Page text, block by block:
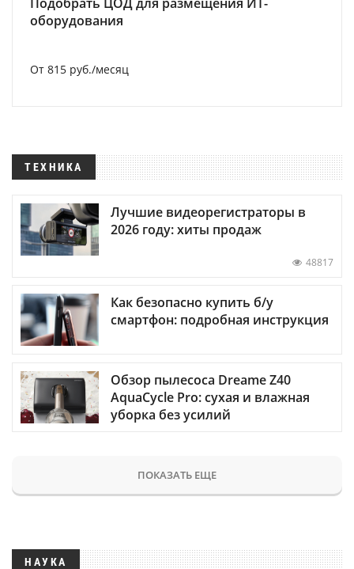
оборудования
От 815 руб./месяц
ТЕХНИКА
Лучшие видеорегистраторы в
2026 году: хиты продаж
48817
Как безопасно купить б/у
смартфон: подробная инструкция
Обзор пылесоса Dreame Z40
AquaCycle Pro: сухая и влажная
уборка без усилий
ПОКАЗАТЬ ЕЩЕ
НАУКА